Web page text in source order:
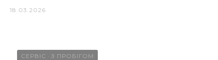
18.03.2026
СЕРВІС З ПРОБІГОМ